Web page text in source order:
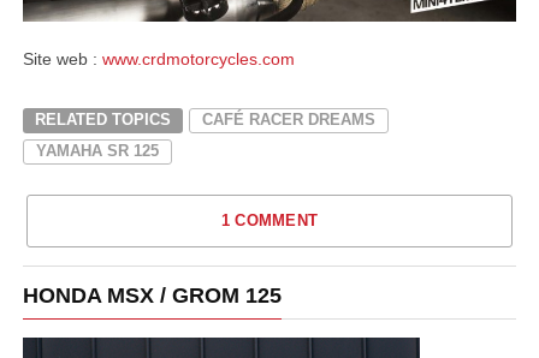
Site web : www.crdmotorcycles.com
RELATED TOPICS
CAFÉ RACER DREAMS
YAMAHA SR 125
1 COMMENT
HONDA MSX / GROM 125